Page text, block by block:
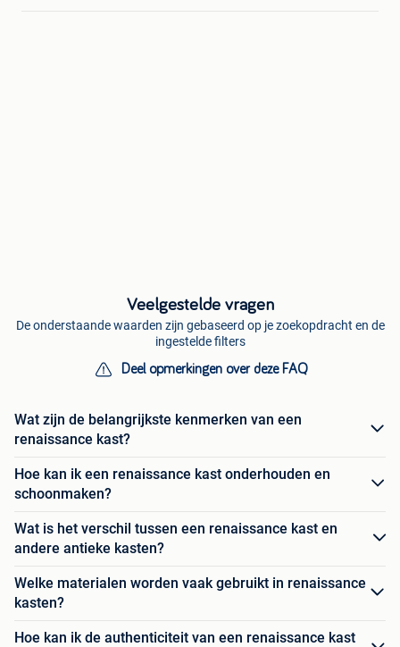
Veelgestelde vragen
De onderstaande waarden zijn gebaseerd op je zoekopdracht en de
ingestelde filters
Deel opmerkingen over deze FAQ
Wat zijn de belangrijkste kenmerken van een
renaissance kast?
Hoe kan ik een renaissance kast onderhouden en
schoonmaken?
Wat is het verschil tussen een renaissance kast en
andere antieke kasten?
Welke materialen worden vaak gebruikt in renaissance
kasten?
Hoe kan ik de authenticiteit van een renaissance kast